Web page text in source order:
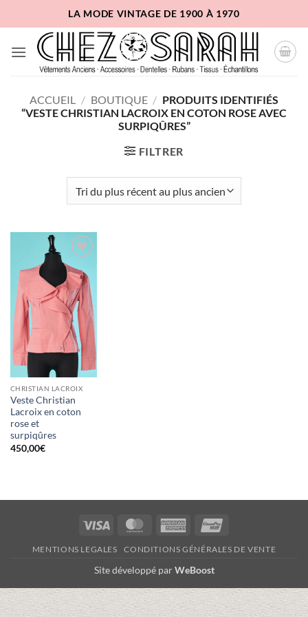
au
contenu
LA MODE VINTAGE DE 1900 À 1970
ACCUEIL / BOUTIQUE / PRODUITS IDENTIFIÉS
“VESTE CHRISTIAN LACROIX EN COTON ROSE AVEC
SURPIQÛRES”
FILTRER
Ajouter
à la liste
d'envies
CHRISTIAN LACROIX
Veste Christian
Lacroix en coton
rose et
surpiqûres
450,00€
Visa MasterCardAmerican
MENTIONS LEGALES CONDITIONS GÉNÉRALES DE VENTE
Site développé parWeBoost